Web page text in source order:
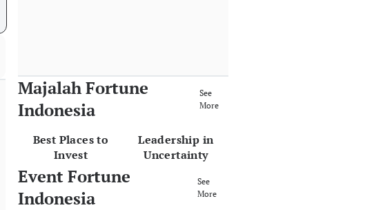
Majalah Fortune
Indonesia
See
More
Best Places to
Invest
Leadership in
Uncertainty
Event Fortune
Indonesia
See
More